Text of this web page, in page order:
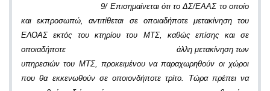
9/ Επισημαίνεται ότι το ΔΣ/ΕΑΑΣ το οποίο
και εκπροσωπώ, αντιτίθεται σε οποιαδήποτε μετακίνηση του
ΕΛΟΑΣ εκτός του κτηρίου του ΜΤΣ, καθώς επίσης και σε
οποιαδήποτε άλλη μετακίνηση των
υπηρεσιών του ΜΤΣ, προκειμένου να παραχωρηθούν οι χώροι
που θα εκκενωθούν σε οποιονδήποτε τρίτο. Τώρα πρέπει να